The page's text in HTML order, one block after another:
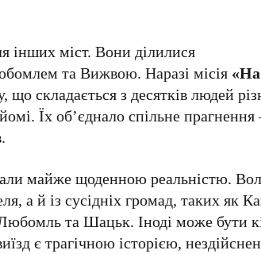
інших міст. Вони ділилися
та Вижвою. Наразі місія
що складається з десятків людей
Їх об’єднало спільне
майже щоденною реальністю.
а й із сусідніх громад, таких як
та Шацьк. Іноді може бути
є трагічною історією,